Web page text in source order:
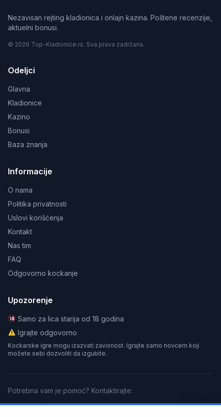
Nezavisan rejting kladionica i onlajn kazina. Poštene recenzije,
aktuelni bonusi.
© 2026 Top-Kladionice.rs. Sva prava zadržana.
Odeljci
Glavna
Kladionice
Kazino
Bonusi
Baza znanja
Informacije
O nama
Politika privatnosti
Uslovi korišćenja
Kontakt
Nas tim
FAQ
Odgovorno kockanje
Upozorenje
Samo za lica starija od 18 godina
Igrajte odgovorno
Kockarske igre mogu izazvati zavisnost. Igrajte samo novcem koji
možete sebi dozvoliti da izgubite.
Potrebna vam je pomoć? Kontaktirajte:
GamCareBeGambleAwareGamblers Anonymous